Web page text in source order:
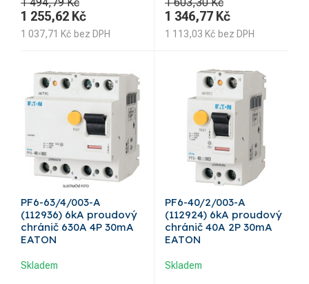
1 494,79 Kč
1 255,62 Kč
1 037,71 Kč bez DPH
1 603,30 Kč
1 346,77 Kč
1 113,03 Kč bez DPH
PF6-63/4/003-A
(112936) 6kA proudový
chránič 630A 4P 30mA
EATON
Skladem
PF6-40/2/003-A
(112924) 6kA proudový
chránič 40A 2P 30mA
EATON
Skladem